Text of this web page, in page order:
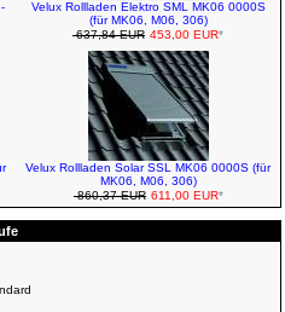
Velux Rollladen Elektro SML MK06 0000S
(für MK06, M06, 306)
637,84 EUR 453,00 EUR*
Velux Rollladen Solar SSL MK06 0000S (für
MK06, M06, 306)
860,37 EUR 611,00 EUR*